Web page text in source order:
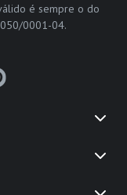
é sempre o do
0001-04.